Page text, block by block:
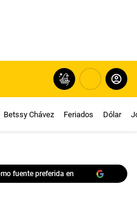
Betssy Chávez Feriados Dólar
fuente preferida en